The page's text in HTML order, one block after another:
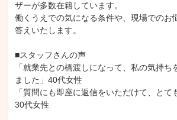
ザーが多数在籍しています。
働くうえでの気になる条件や、現場でのお
答えいたします。
■スタッフさんの声
「就業先との橋渡しになって、私の気持ち
ました」40代女性
「質問にも即座に返信をいただけて、とて
30代女性